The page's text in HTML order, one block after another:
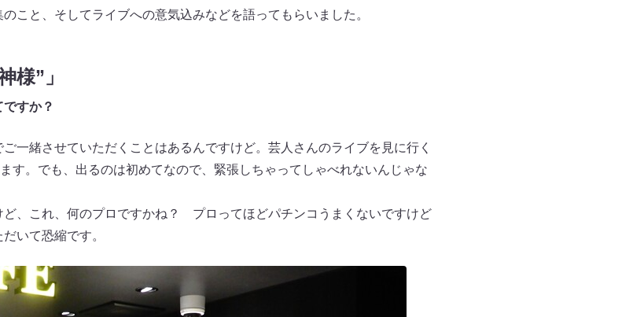
こと、そしてライブへの意気込みなどを語ってもらいました。
様”」
すか？
緒させていただくことはあるんですけど。芸人さんのライブを見に行く
す。でも、出るのは初めてなので、緊張しちゃってしゃべれないんじゃな
、これ、何のプロですかね？ プロってほどパチンコうまくないですけど
いて恐縮です。